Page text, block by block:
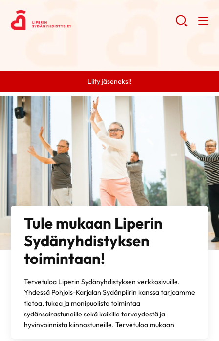
Liity jäseneksi!
Tule mukaan Liperin
Sydänyhdistyksen
toimintaan!
Tervetuloa Liperin Sydänyhdistyksen verkkosivuille.
Yhdessä Pohjois-Karjalan Sydänpiirin kanssa tarjoamme
tietoa, tukea ja monipuolista toimintaa
sydänsairastuneille sekä kaikille terveydestä ja
hyvinvoinnista kiinnostuneille. Tervetuloa mukaan!